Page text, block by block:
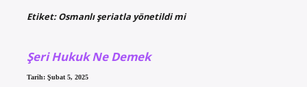
Etiket:Osmanlı şeriatla yönetildi mi
Şeri Hukuk Ne Demek
Tarih: Şubat 5, 2025